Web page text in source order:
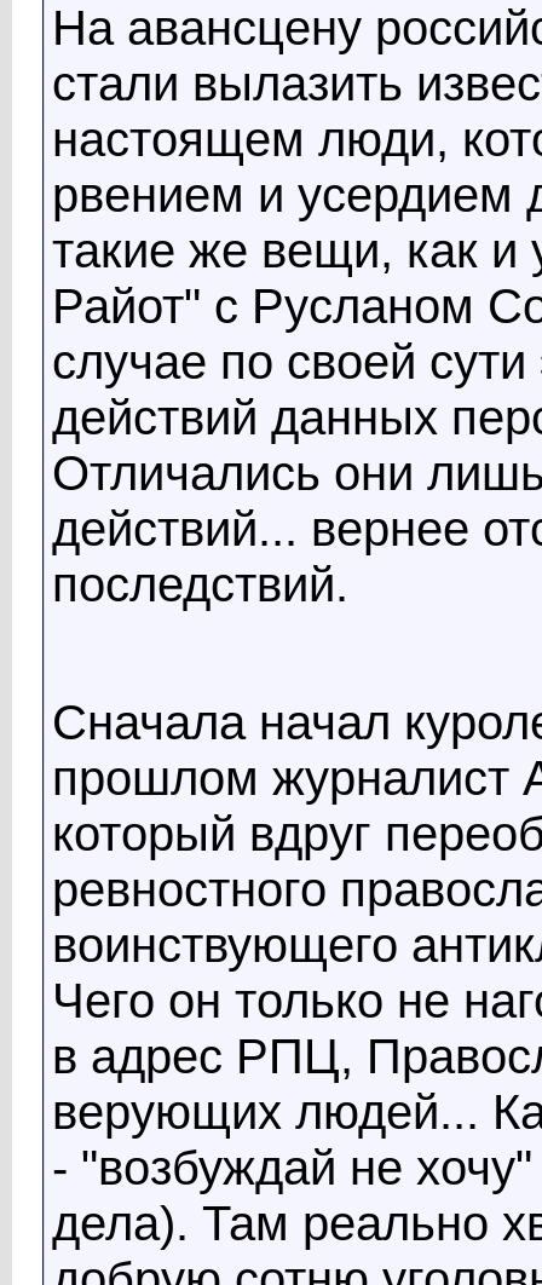
На авансцену
стали вылазить
настоящем люди,
рвением и усердием
такие же вещи, как
Райот" с Русланом
случае по своей
действий данных
Отличались они
действий... вернее
последствий.
Сначала начал
прошлом журналист
который вдруг
ревностного
воинствующего
Чего он только не
в адрес РПЦ,
верующих людей...
- "возбуждай не
дела). Там реально